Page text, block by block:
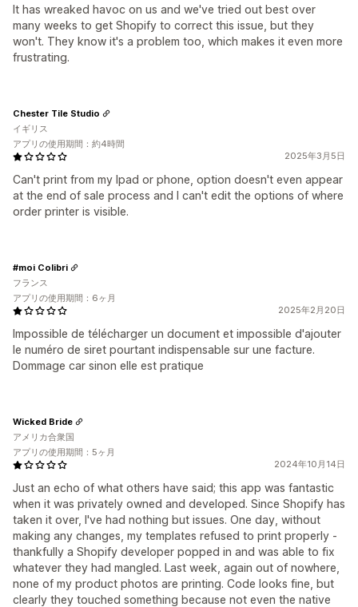
It has wreaked havoc on us and we've tried out best over
many weeks to get Shopify to correct this issue, but they
won't. They know it's a problem too, which makes it even more
frustrating.
2025年3月5日
Can't print from my Ipad or phone, option doesn't even appear
at the end of sale process and I can't edit the options of where
order printer is visible.
Chester Tile Studio
イギリス
アプリの使用期間：約4時間
2025年2月20日
Impossible de télécharger un document et impossible d'ajouter
le numéro de siret pourtant indispensable sur une facture.
Dommage car sinon elle est pratique
#moi Colibri
フランス
アプリの使用期間：6ヶ月
2024年10月14日
Just an echo of what others have said; this app was fantastic
when it was privately owned and developed. Since Shopify has
taken it over, I've had nothing but issues. One day, without
making any changes, my templates refused to print properly -
thankfully a Shopify developer popped in and was able to fix
whatever they had mangled. Last week, again out of nowhere,
none of my product photos are printing. Code looks fine, but
clearly they touched something because not even the native
Wicked Bride
アメリカ合衆国
アプリの使用期間：5ヶ月